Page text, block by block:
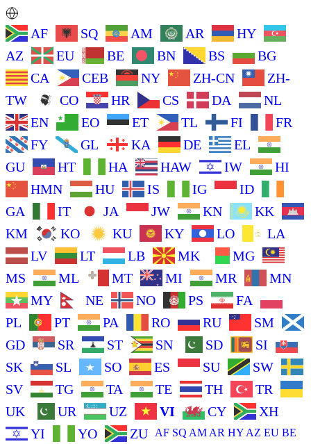
AF SQ AM AR
HY
AZ
EU BE BN BS
BG
CA
CEB NY ZH-CN
ZH-
TW
CO HR CS DA
NL
EN
EO ET TL FI
FR
FY
GL KA DE
EL
GU
HT HA HAW IW
HI
HMN
HU IS IG
ID
GA
IT JA JW KN
KK
KM
KO KU KY LO
LA
LV
LT LB MK
MG
MS
ML MT MI MR
MN
MY
NE NO PS
FA
PL
PT PA RO RU
SM
GD
SR ST SN SD
SI
SK
SL SO ES SU
SW
SV
TG TA TE TH
TR
UK
UR UZ VI CY
XH
YI
YO ZU AF SQ AM AR HY AZ EU BE